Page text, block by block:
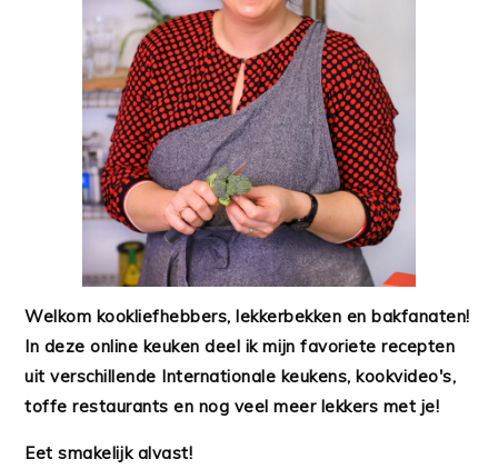
Welkom kookliefhebbers, lekkerbekken en bakfanaten!
In deze online keuken deel ik mijn favoriete recepten
uit verschillende Internationale keukens, kookvideo's,
toffe restaurants en nog veel meer lekkers met je!
Eet smakelijk alvast!